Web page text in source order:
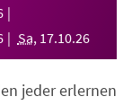
Sa, 17.10.26
jeder erlernen